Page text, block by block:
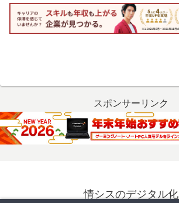
スポンサーリンク
情シスのデジタル化